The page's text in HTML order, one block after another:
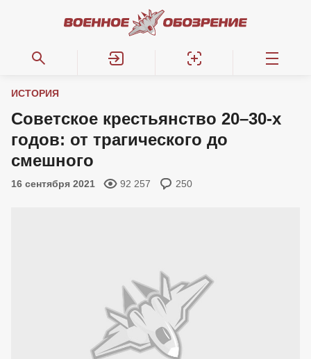
ИСТОРИЯ
Советское крестьянство 20–30-х
годов: от трагического до
смешного
16 сентября 2021 92 257 250